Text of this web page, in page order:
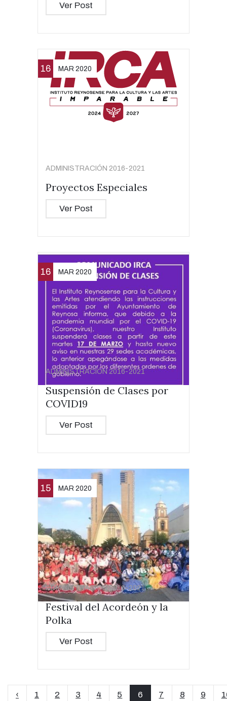
Ver Post
16 MAR 2020
ADMINISTRACIÓN 2016-2021
Proyectos Especiales
Ver Post
16 MAR 2020
ADMINISTRACIÓN 2016-2021
Suspensión de Clases por
COVID19
Ver Post
15 MAR 2020
ADMINISTRACIÓN 2016-2021
Festival del Acordeón y la
Polka
Ver Post
‹ 1 2 3 4 5 6 7 8 9